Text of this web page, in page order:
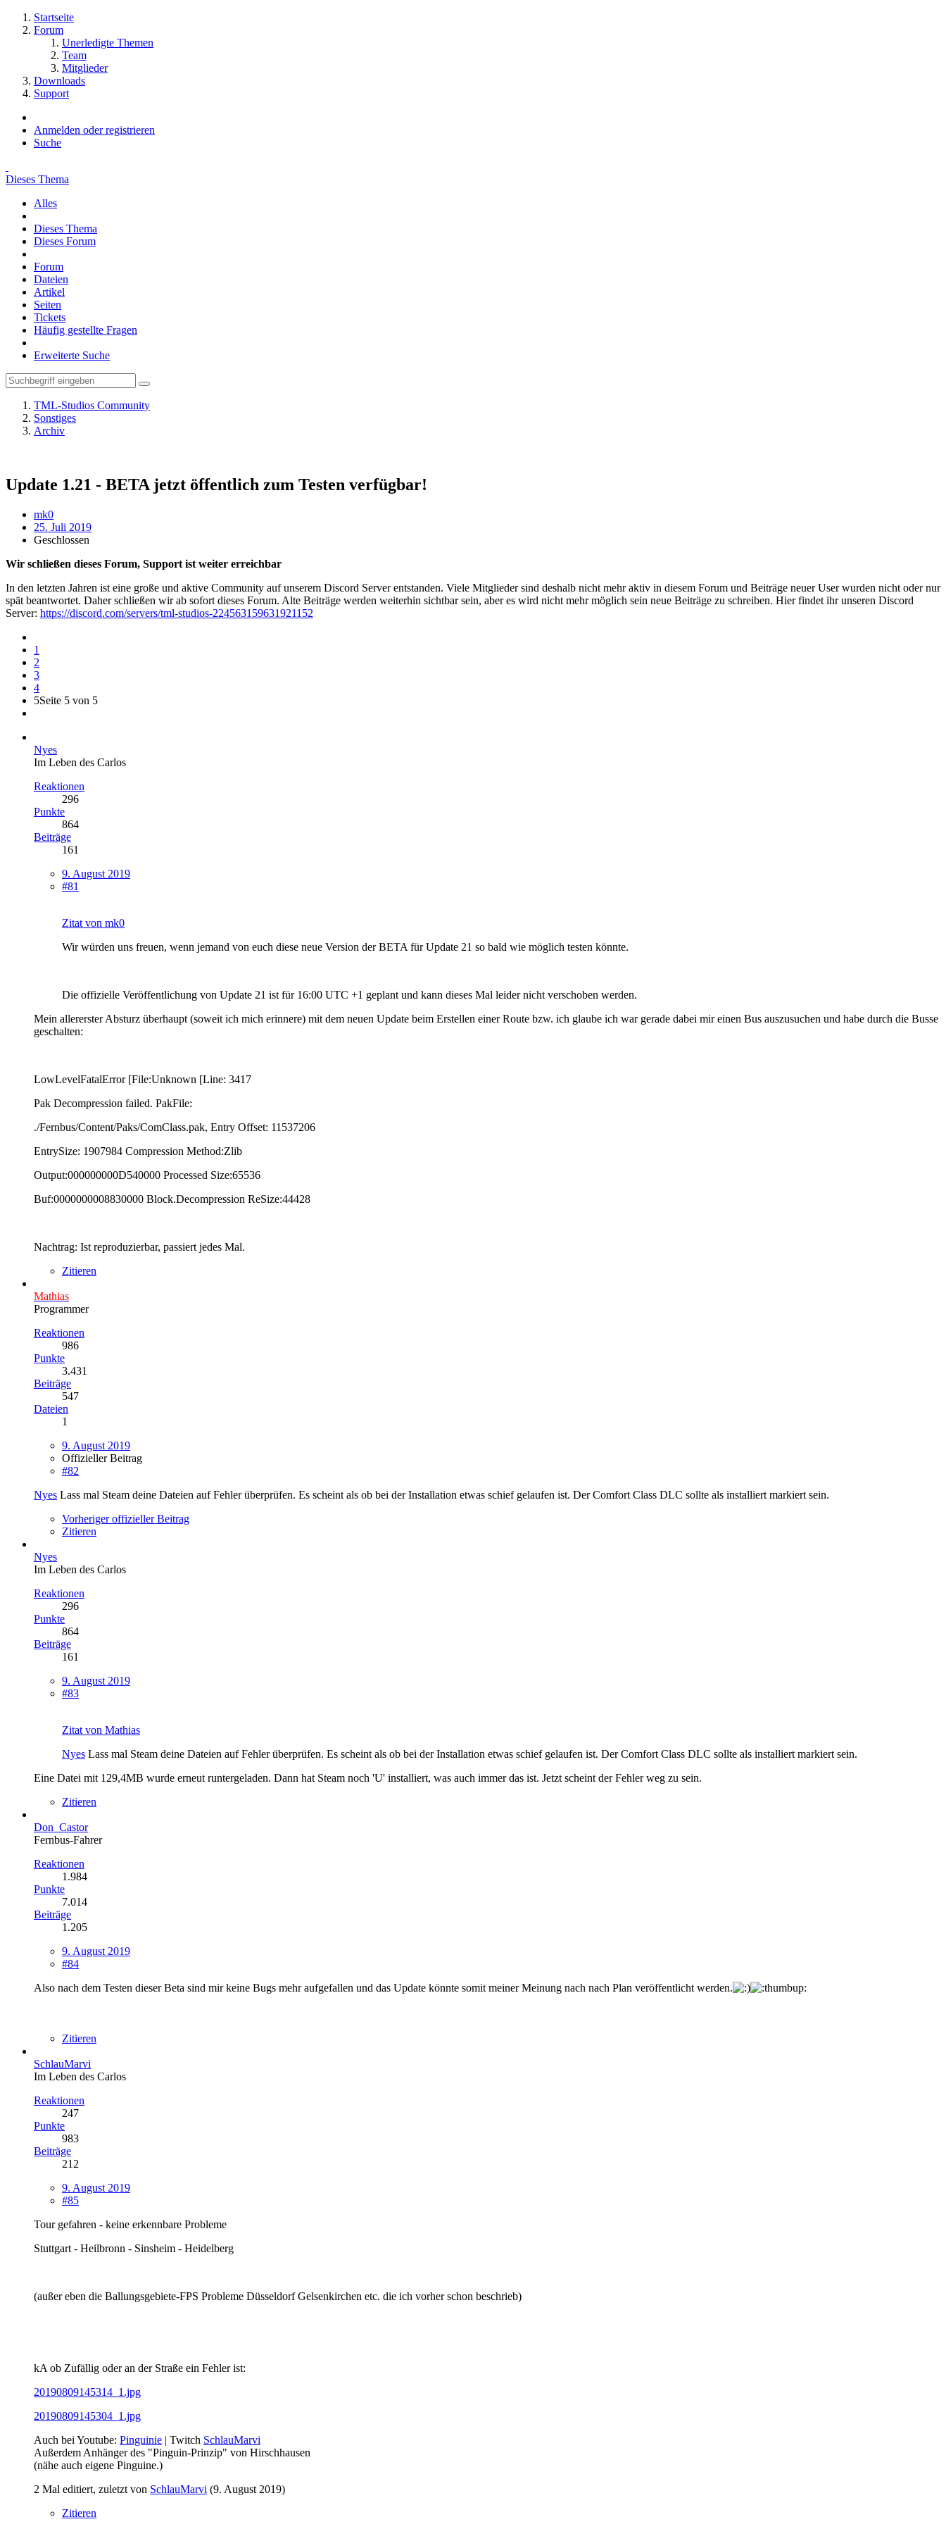
Startseite
Forum
Unerledigte Themen
Team
Mitglieder
Downloads
Support
Anmelden oder registrieren
Suche
Dieses Thema
Alles
Dieses Thema
Dieses Forum
Forum
Dateien
Artikel
Seiten
Tickets
Häufig gestellte Fragen
Erweiterte Suche
TML-Studios Community
Sonstiges
Archiv
Update 1.21 - BETA jetzt öffentlich zum Testen verfügbar!
mk0
25. Juli 2019
Geschlossen
Wir schließen dieses Forum, Support ist weiter erreichbar
In den letzten Jahren ist eine große und aktive Community auf unserem Discord Server entstanden. Viele Mitglieder sind deshalb nicht mehr aktiv in diesem Forum und Beiträge neuer User wurden nicht oder nur
spät beantwortet. Daher schließen wir ab sofort dieses Forum. Alte Beiträge werden weiterhin sichtbar sein, aber es wird nicht mehr möglich sein neue Beiträge zu schreiben. Hier findet ihr unseren Discord
Server: https://discord.com/servers/tml-studios-224563159631921152
1
2
3
4
5Seite 5 von 5
Nyes
Im Leben des Carlos
Reaktionen
296
Punkte
864
Beiträge
161
9. August 2019
#81
Zitat von mk0
Wir würden uns freuen, wenn jemand von euch diese neue Version der BETA für Update 21 so bald wie möglich testen könnte.
Die offizielle Veröffentlichung von Update 21 ist für 16:00 UTC +1 geplant und kann dieses Mal leider nicht verschoben werden.
Mein allererster Absturz überhaupt (soweit ich mich erinnere) mit dem neuen Update beim Erstellen einer Route bzw. ich glaube ich war gerade dabei mir einen Bus auszusuchen und habe durch die Busse
geschalten:
LowLevelFatalError [File:Unknown [Line: 3417
Pak Decompression failed. PakFile:
./Fernbus/Content/Paks/ComClass.pak, Entry Offset: 11537206
EntrySize: 1907984 Compression Method:Zlib
Output:000000000D540000 Processed Size:65536
Buf:0000000008830000 Block.Decompression ReSize:44428
Nachtrag: Ist reproduzierbar, passiert jedes Mal.
Zitieren
Mathias
Programmer
Reaktionen
986
Punkte
3.431
Beiträge
547
Dateien
1
9. August 2019
Offizieller Beitrag
#82
Nyes Lass mal Steam deine Dateien auf Fehler überprüfen. Es scheint als ob bei der Installation etwas schief gelaufen ist. Der Comfort Class DLC sollte als installiert markiert sein.
Vorheriger offizieller Beitrag
Zitieren
Nyes
Im Leben des Carlos
Reaktionen
296
Punkte
864
Beiträge
161
9. August 2019
#83
Zitat von Mathias
Nyes Lass mal Steam deine Dateien auf Fehler überprüfen. Es scheint als ob bei der Installation etwas schief gelaufen ist. Der Comfort Class DLC sollte als installiert markiert sein.
Eine Datei mit 129,4MB wurde erneut runtergeladen. Dann hat Steam noch 'U' installiert, was auch immer das ist. Jetzt scheint der Fehler weg zu sein.
Zitieren
Don_Castor
Fernbus-Fahrer
Reaktionen
1.984
Punkte
7.014
Beiträge
1.205
9. August 2019
#84
Also nach dem Testen dieser Beta sind mir keine Bugs mehr aufgefallen und das Update könnte somit meiner Meinung nach nach Plan veröffentlicht werden.
Zitieren
SchlauMarvi
Im Leben des Carlos
Reaktionen
247
Punkte
983
Beiträge
212
9. August 2019
#85
Tour gefahren - keine erkennbare Probleme
Stuttgart - Heilbronn - Sinsheim - Heidelberg
(außer eben die Ballungsgebiete-FPS Probleme Düsseldorf Gelsenkirchen etc. die ich vorher schon beschrieb)
kA ob Zufällig oder an der Straße ein Fehler ist:
20190809145314_1.jpg
20190809145304_1.jpg
Auch bei Youtube: Pinguinie | Twitch SchlauMarvi
Außerdem Anhänger des "Pinguin-Prinzip" von Hirschhausen
(nähe auch eigene Pinguine.)
2 Mal editiert, zuletzt von SchlauMarvi (9. August 2019)
Zitieren